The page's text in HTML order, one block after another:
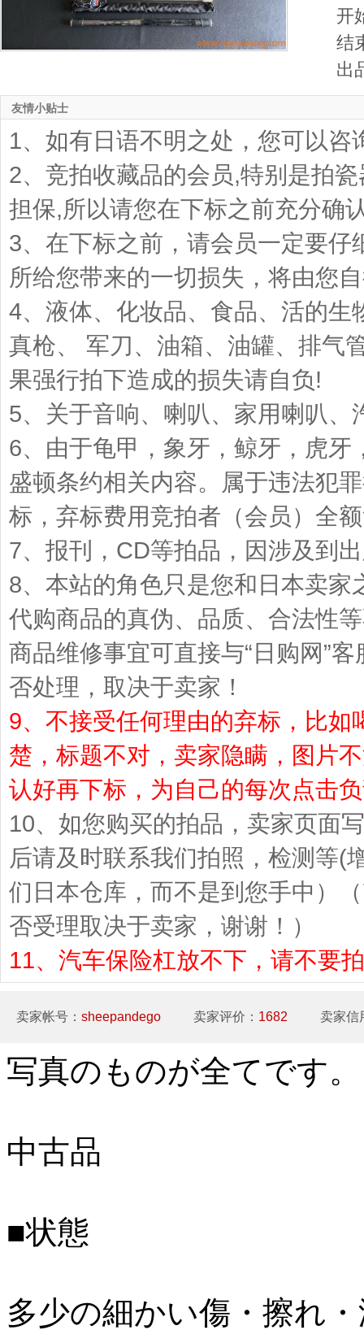
开
结
出
友情小贴士
1、如有日语不明之处，您可以咨
2、竞拍收藏品的会员,特别是拍
担保,所以请您在下标之前充分确
3、在下标之前，请会员一定要
所给您带来的一切损失，将由您
4、液体、化妆品、食品、活的
真枪、 军刀、油箱、油罐、排气
果强行拍下造成的损失请自负!
5、关于音响、喇叭、家用喇叭
6、由于龟甲，象牙，鲸牙，虎
盛顿条约相关内容。属于违法犯
标，弃标费用竞拍者（会员）全
7、报刊，CD等拍品，因涉及到
8、本站的角色只是您和日本卖
代购商品的真伪、品质、合法性
商品维修事宜可直接与“日购网”
否处理，取决于卖家！
9、不接受任何理由的弃标，比
楚，标题不对，卖家隐瞒，图片
认好再下标，为自己的每次点击
10、如您购买的拍品，卖家页面
后请及时联系我们拍照，检测等(
们日本仓库，而不是到您手中）
否受理取决于卖家，谢谢！）
11、汽车保险杠放不下，请不要
卖家帐号： sheepandego 卖家评价： 1682 卖家信